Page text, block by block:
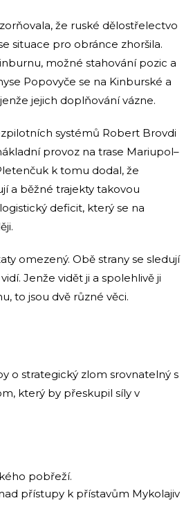
že ruské dělostřelectvo
situace pro obránce zhoršila.
možné stahování pozic a
Popovyče se na Kinburské a
jejich doplňování vázne.
systémů Robert Brovdi
provoz na trase Mariupol–
k tomu dodal, že
a běžné trajekty takovou
deficit, který se na
omezený. Obě strany se sledují
Jenže vidět ji a spolehlivě ji
to jsou dvě různé věci.
o strategický zlom srovnatelný s
který by přeskupil síly v
pobřeží.
přístupy k přístavům Mykolajiv